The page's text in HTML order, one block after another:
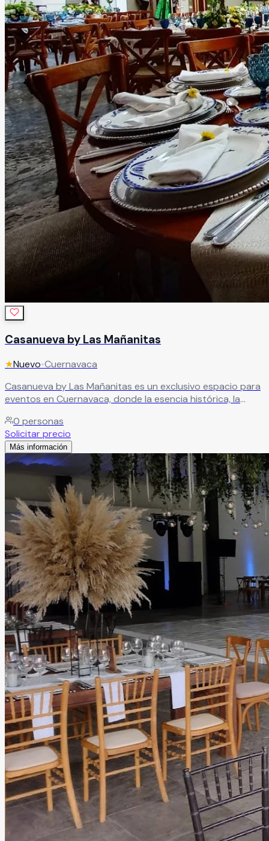
Casanueva by Las Mañanitas
★Nuevo•Cuernavaca
Casanueva by Las Mañanitas es un exclusivo espacio para
eventos en Cuernavaca, donde la esencia histórica, la
inolvidables. Sus hermosas instalaciones ofrecen el
escenario perfecto para bodas, XV años, aniversarios,
graduaciones, eventos corporativos y reuniones
especiales, brindando una atmósfera sofisticada y llena de
encanto. Cada espacio ha sido cuidadosamente diseñado
para destacar la belleza y exclusividad de cada
celebración. Leer más
0 personas
Solicitar precio
Más información